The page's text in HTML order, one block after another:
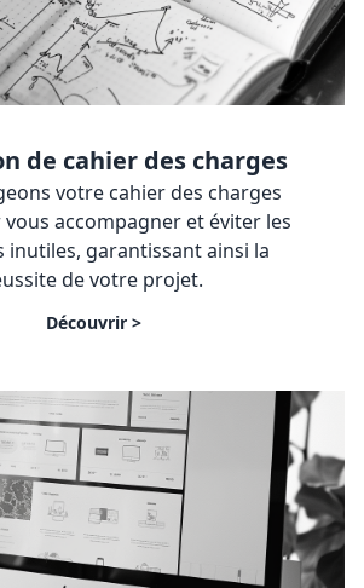
de cahier des charges
votre cahier des charges
accompagner et éviter les
inutiles, garantissant ainsi la
de votre projet.
Découvrir >